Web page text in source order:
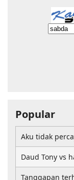
Popular
Aku tidak
Daud Tony vs
Tanggapan